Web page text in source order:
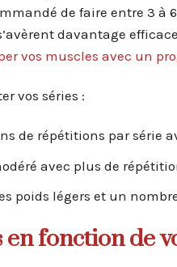
de faire entre 3 à
davantage
vos muscles avec un
vos séries :
de répétitions par série
avec plus de
poids légers et un
fonction de